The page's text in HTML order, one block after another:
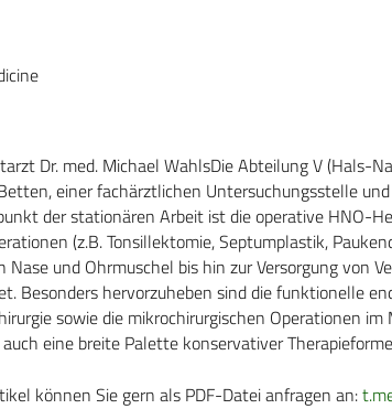
Dr. med. Michael WahlsDie Abteilung V (Hals-
einer fachärztlichen Untersuchungsstelle
der stationären Arbeit ist die operative HNO-
(z.B. Tonsillektomie, Septumplastik,
Nase und Ohrmuschel bis hin zur Versorgung von
Besonders hervorzuheben sind die funktionelle
sowie die mikrochirurgischen Operationen
eine breite Palette konservativer
können Sie gern als PDF-Datei anfragen an: